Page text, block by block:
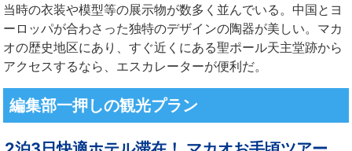
当時の衣装や模型等の展示物が数多く並んでいる。中国とヨ
ーロッパが合わさった独特のデザインの陶器が美しい。マカ
オの歴史地区にあり、すぐ近くにある聖ポール天主堂跡から
アクセスするなら、エスカレーターが便利だ。
編集部一押しの観光プラン